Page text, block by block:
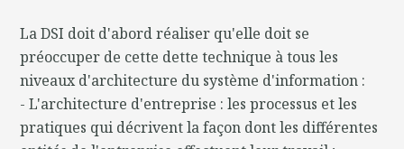
La DSI doit d'abord réaliser qu'elle doit se
préoccuper de cette dette technique à tous les
niveaux d'architecture du système d'information :
- L'architecture d'entreprise : les processus et les
pratiques qui décrivent la façon dont les différentes